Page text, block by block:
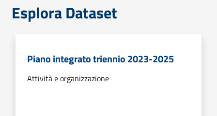
Esplora Dataset
Piano integrato triennio 2023-2025
Attività e organizzazione